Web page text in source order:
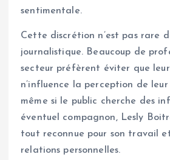
sentimentale.
Cette discrétion n’est pas rare
journalistique. Beaucoup de
secteur préfèrent éviter que
n’influence la perception de
même si le public cherche des
éventuel compagnon, Lesly
tout reconnue pour son travail
relations personnelles.